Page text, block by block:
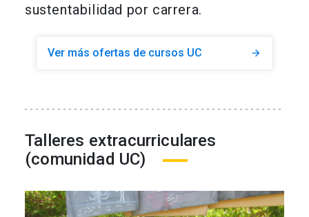
sustentabilidad por carrera.
Ver más ofertas de cursos UC arrow_forward
Talleres extracurriculares
(comunidad UC)